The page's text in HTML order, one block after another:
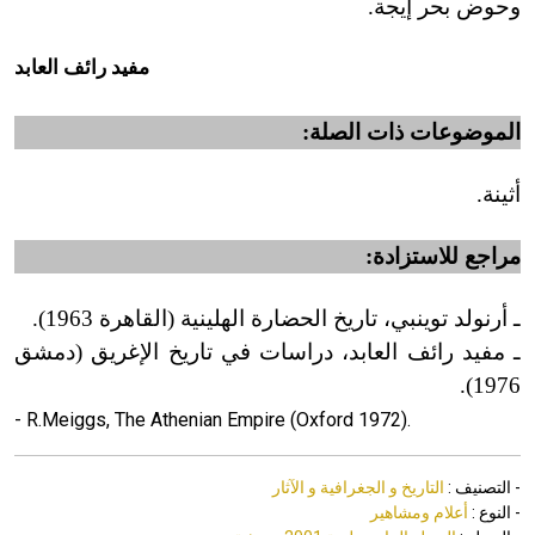
وحوض بحر إيجة.
مفيد رائف العابد
الموضوعات ذات الصلة:
أثينة.
مراجع للاستزادة:
ـ أرنولد توينبي، تاريخ الحضارة الهلينية ( القاهرة 1963 )
.
ـ مفيد رائف العابد، دراسات في تاريخ الإغريق (دمشق
1976
)
.
- R.Meiggs, The Athenian Empire (Oxford 1972).
- التصنيف : التاريخ و الجغرافية و الآثار
- النوع : أعلام ومشاهير